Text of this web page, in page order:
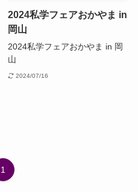
2024私学フェアおかやま in
岡山
2024私学フェアおかやま in 岡
山
2024/07/16
1